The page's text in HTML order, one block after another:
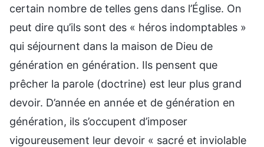
certain nombre de telles gens dans l’Église. On
peut dire qu’ils sont des « héros indomptables »
qui séjournent dans la maison de Dieu de
génération en génération. Ils pensent que
prêcher la parole (doctrine) est leur plus grand
devoir. D’année en année et de génération en
génération, ils s’occupent d’imposer
vigoureusement leur devoir « sacré et inviolable